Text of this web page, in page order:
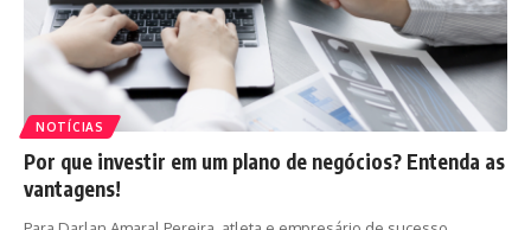
NOTÍCIAS
Por que investir em um plano de negócios? Entenda as
vantagens!